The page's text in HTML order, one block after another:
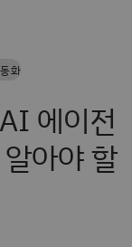
화
에이전
아야 할